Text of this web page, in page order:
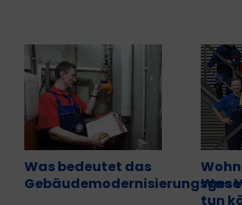
Was bedeutet das
Was
tun